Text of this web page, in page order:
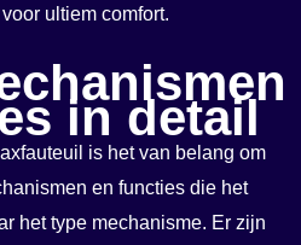
ultiem comfort.
in detail
is het van belang om
en functies die het
het type mechanisme. Er zijn